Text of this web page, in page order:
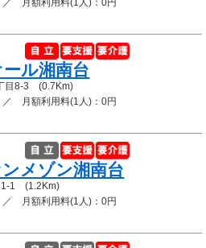
月額利用料(1人)：0円
ル湘南台
目8-3 (0.7Km)
月額利用料(1人)：0円
メゾン湘南台
1 (1.2Km)
月額利用料(1人)：0円